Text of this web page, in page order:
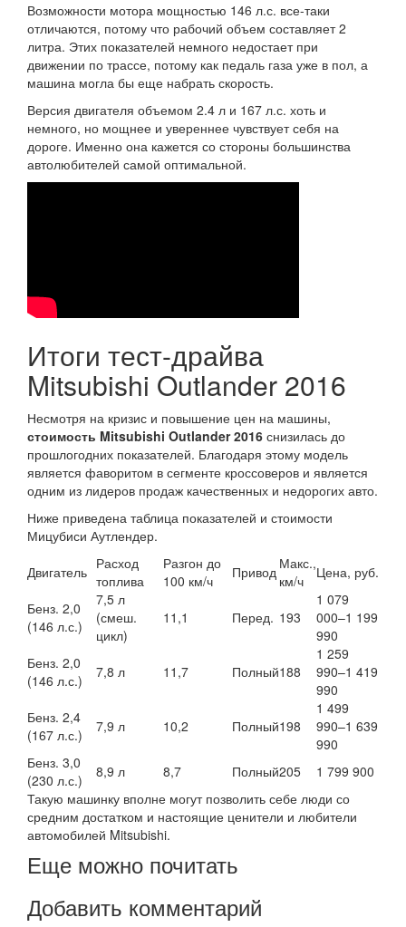
Возможности мотора мощностью 146 л.с. все-таки
отличаются, потому что рабочий объем составляет 2
литра. Этих показателей немного недостает при
движении по трассе, потому как педаль газа уже в пол, а
машина могла бы еще набрать скорость.
Версия двигателя объемом 2.4 л и 167 л.с. хоть и
немного, но мощнее и увереннее чувствует себя на
дороге. Именно она кажется со стороны большинства
автолюбителей самой оптимальной.
Итоги тест-драйва
Mitsubishi Outlander 2016
Несмотря на кризис и повышение цен на машины,
стоимость Mitsubishi Outlander 2016 снизилась до
прошлогодних показателей. Благодаря этому модель
является фаворитом в сегменте кроссоверов и является
одним из лидеров продаж качественных и недорогих авто.
Ниже приведена таблица показателей и стоимости
Мицубиси Аутлендер.
Двигатель Расход
топлива
Разгон до
100 км/ч
Привод Макс.,
км/ч
Цена, руб.
Бенз. 2,0
(146 л.с.)
7,5 л
(смеш.
цикл)
11,1 Перед. 193
1 079
000–1 199
990
Бенз. 2,0
(146 л.с.)
7,8 л 11,7 Полный188
1 259
990–1 419
990
Бенз. 2,4
(167 л.с.)
7,9 л 10,2 Полный198
1 499
990–1 639
990
Бенз. 3,0
(230 л.с.)
8,9 л 8,7 Полный205
1 799 900
Такую машинку вполне могут позволить себе люди со
средним достатком и настоящие ценители и любители
автомобилей Mitsubishi.
Еще можно почитать
Добавить комментарий